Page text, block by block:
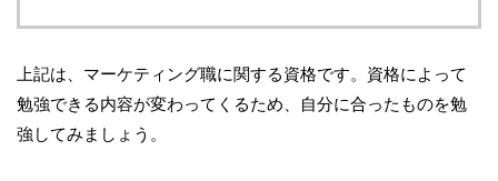
上記は、マーケティング職に関する資格です。資格によって
勉強できる内容が変わってくるため、自分に合ったものを勉
強してみましょう。